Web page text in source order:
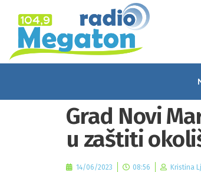
Grad Novi
u zaštiti
14/06/2023 08:56 Kristina